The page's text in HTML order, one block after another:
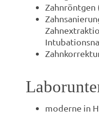
Zahnröntgen
moderne in